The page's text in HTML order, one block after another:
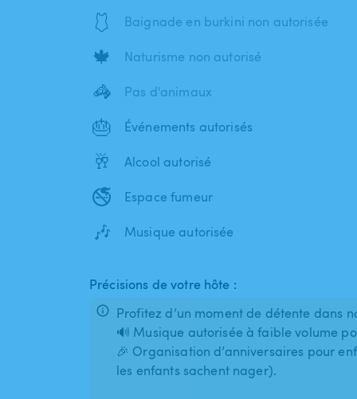
🩱 Baignade en burkini non autorisée
🍁 Naturisme non autorisé
🦓 Pas d'animaux
🎂 Événements autorisés
🥂 Alcool autorisé
🚭 Espace fumeur
🎶 Musique autorisée
Précisions de votre hôte :
Profitez d’un moment de détente dans
🔊 Musique autorisée à faible volume
🎉 Organisation d’anniversaires pour
les enfants sachent nager).